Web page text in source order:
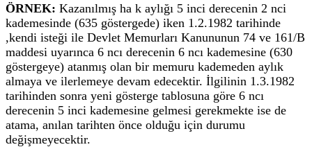
ÖRNEK: Kazanılmış ha k aylığı 5 inci derecenin 2 nci
kademesinde (635 göstergede) iken 1.2.1982 tarihinde
,kendi isteği ile Devlet Memurları Kanununun 74 ve 161/B
maddesi uyarınca 6 ncı derecenin 6 ncı kademesine (630
göstergeye) atanmış olan bir memuru kademeden aylık
almaya ve ilerlemeye devam edecektir. İlgilinin 1.3.1982
tarihinden sonra yeni gösterge tablosuna göre 6 ncı
derecenin 5 inci kademesine gelmesi gerekmekte ise de
atama, anılan tarihten önce olduğu için durumu
değişmeyecektir.